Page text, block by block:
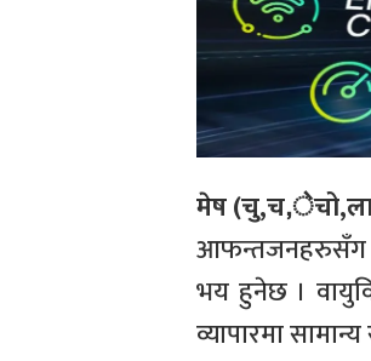
मेष
आफन्तजनहरुसँग
भय हुनेछ ।
व्यापारमा